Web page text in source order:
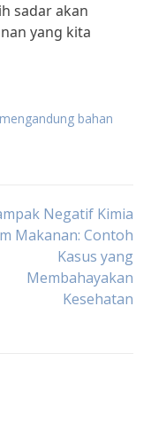
sadar akan
yang kita
bahan
Negatif Kimia
Makanan: Contoh
Kasus yang
Membahayakan
Kesehatan